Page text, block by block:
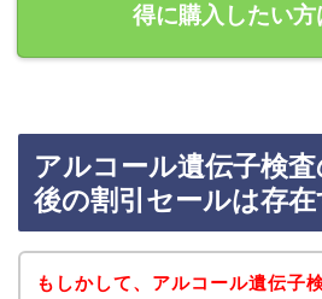
得に購入したい方
アルコール遺伝子検
後の割引セールは存在
もしかして、アルコール遺伝子